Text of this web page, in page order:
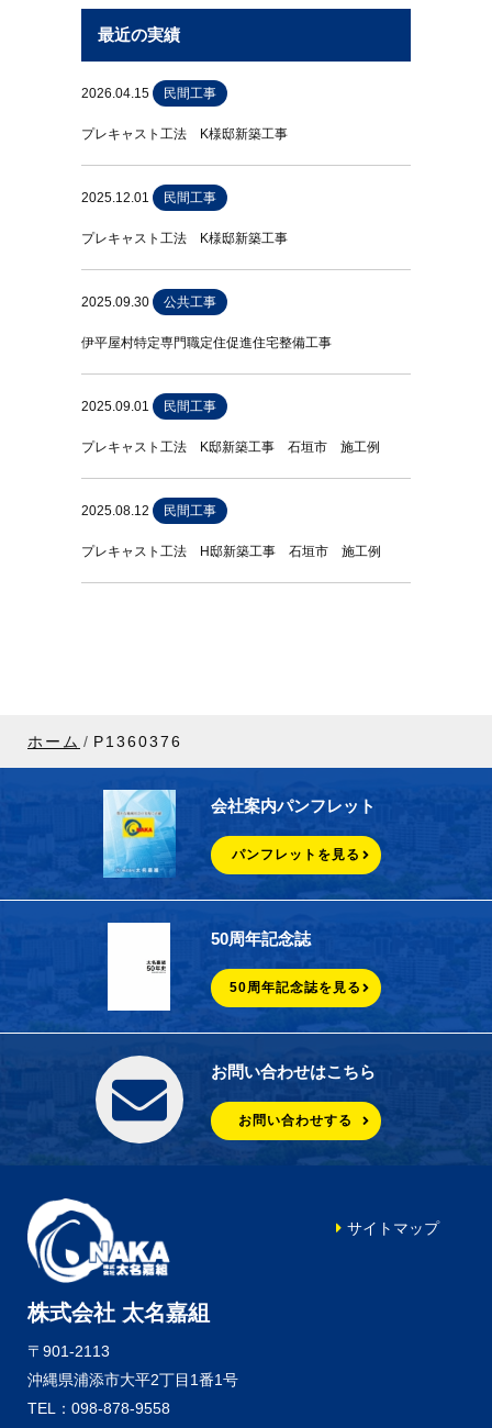
最近の実績
2026.04.15 民間工事
プレキャスト工法 K様邸新築工事
2025.12.01 民間工事
プレキャスト工法 K様邸新築工事
2025.09.30 公共工事
伊平屋村特定専門職定住促進住宅整備工事
2025.09.01 民間工事
プレキャスト工法 K邸新築工事 石垣市 施工例
2025.08.12 民間工事
プレキャスト工法 H邸新築工事 石垣市 施工例
ホーム P1360376
会社案内パンフレット
パンフレットを見る
50周年記念誌
50周年記念誌を見る
お問い合わせはこちら
お問い合わせする
株式会社 太名嘉組
〒901-2113
沖縄県浦添市大平2丁目1番1号
TEL：098-878-9558
サイトマップ